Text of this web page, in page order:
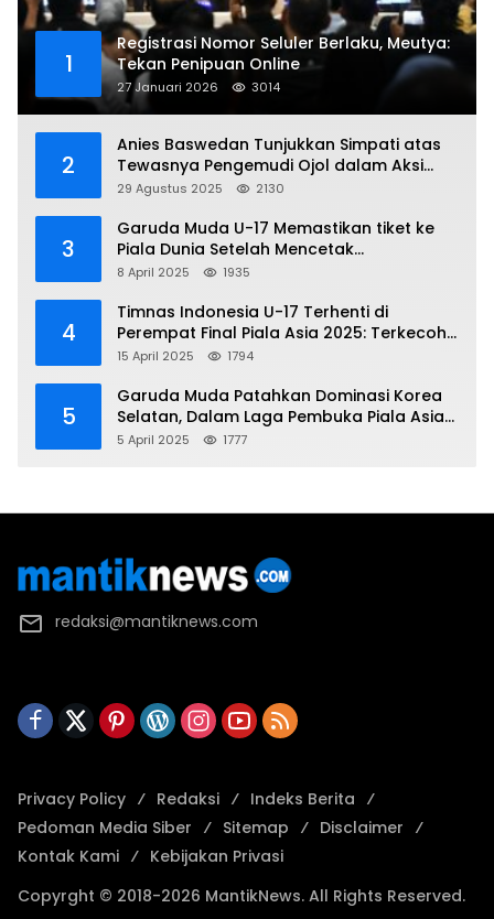
1
Registrasi Nomor Seluler Berlaku, Meutya:
Tekan Penipuan Online
27 Januari 2026 3014
2
Anies Baswedan Tunjukkan Simpati atas
Tewasnya Pengemudi Ojol dalam Aksi
Demo
29 Agustus 2025 2130
3
Garuda Muda U-17 Memastikan tiket ke
Piala Dunia Setelah Mencetak
Kemenangan Gemilang atas Yaman 4-1 di
8 April 2025 1935
4
Timnas Indonesia U-17 Terhenti di
Perempat Final Piala Asia 2025: Terkecoh
Korea Utara
15 April 2025 1794
5
Garuda Muda Patahkan Dominasi Korea
Selatan, Dalam Laga Pembuka Piala Asia
2025 U-17
5 April 2025 1777
redaksi@mantiknews.com
Privacy Policy Redaksi
Indeks Berita
Pedoman Media Siber
Sitemap
Disclaimer
Kontak Kami
Kebijakan Privasi
Copyrght © 2018-2026 MantikNews. All Rights Reserved.